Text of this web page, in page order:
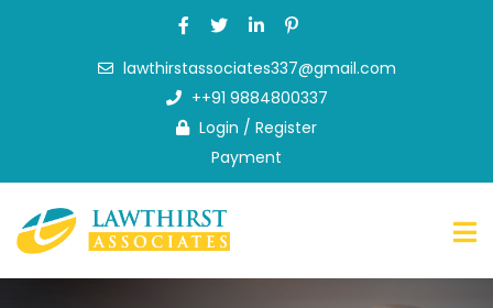
lawthirstassociates337@gmail.com
++91 9884800337
Login / Register
Payment
What
we
do